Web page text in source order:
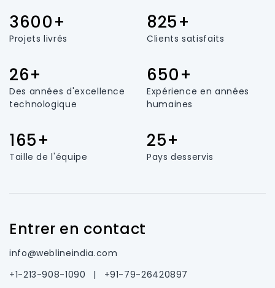
3600+
Projets livrés
825+
Clients satisfaits
26+
Des années d'excellence
technologique
650+
Expérience en années
humaines
165+
Taille de l'équipe
25+
Pays desservis
Entrer en contact
info@weblineindia.com
+1-213-908-1090
|
+91-79-26420897